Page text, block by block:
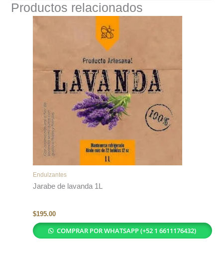
Productos relacionados
Endulzantes
Jarabe de lavanda 1L
$195.00
COMPRAR POR WHATSAPP (+52 1 6611176432)